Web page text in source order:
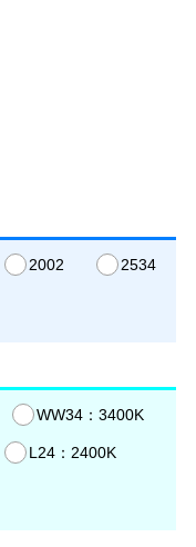
2002 2534
WW34：3400K
L24：2400K